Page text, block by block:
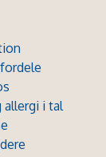
allergi i tal